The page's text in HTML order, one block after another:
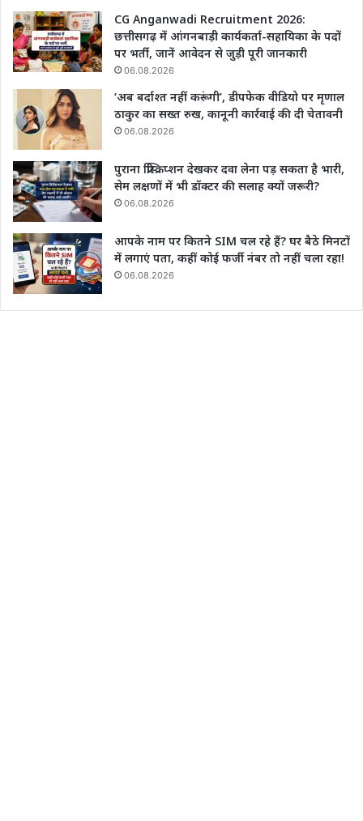
CG Anganwadi Recruitment 2026:
छत्तीसगढ़ में आंगनबाड़ी कार्यकर्ता-सहायिका के पदों
पर भर्ती, जानें आवेदन से जुड़ी पूरी जानकारी
06.08.2026
‘अब बर्दाश्त नहीं करूंगी’, डीपफेक वीडियो पर मृणाल
ठाकुर का सख्त रुख, कानूनी कार्रवाई की दी चेतावनी
06.08.2026
पुराना प्रिस्क्रिप्शन देखकर दवा लेना पड़ सकता है भारी,
सेम लक्षणों में भी डॉक्टर की सलाह क्यों जरूरी?
06.08.2026
आपके नाम पर कितने SIM चल रहे हैं? घर बैठे मिनटों
में लगाएं पता, कहीं कोई फर्जी नंबर तो नहीं चला रहा!
06.08.2026